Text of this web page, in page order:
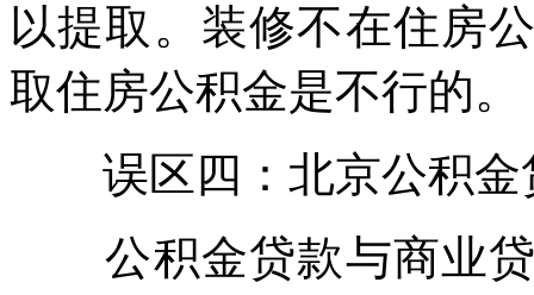
以提取。装修不在住房
取住房公积金是不行的。
误区四：北京公积金
公积金贷款与商业贷